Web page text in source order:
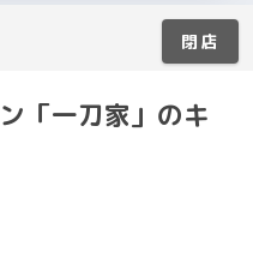
「一刀家」のキ